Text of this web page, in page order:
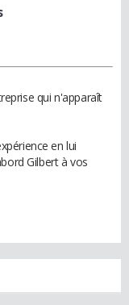
qui n'apparaît
en lui
Gilbert à vos